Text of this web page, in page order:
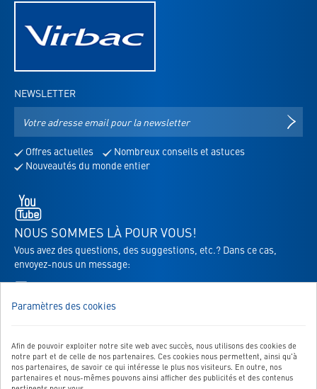
Paramètres des cookies
Afin de pouvoir exploiter notre site web avec succès, nous utilisons des cookies de
notre part et de celle de nos partenaires. Ces cookies nous permettent, ainsi qu'à
nos partenaires, de savoir ce qui intéresse le plus nos visiteurs. En outre, nos
partenaires et nous-mêmes pouvons ainsi afficher des publicités et des contenus
NEWSLETTER
pour
la
Offres actuelles
Nombreux conseils et astuces
Nouveautés du monde entier
s'ouvre
un
nouvel
onglet
NOUS SOMMES LÀ POUR VOUS!
Vous avez des questions, des suggestions, etc.? Dans ce cas,
envoyez-nous un message:
Vers le formulaire de contact
NOTRE SERVICE
NOS CATÉGORIES TOP